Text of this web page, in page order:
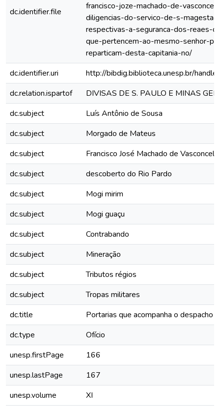
dc.identifier.file
francisco-joze-machado-de-
diligencias-do-servico-de-s-
respectivas-a-seguranca-dos-reaes-
que-pertencem-ao-mesmo-senhor-
reparticam-desta-capitania-no/
dc.identifier.uri
http://bibdig.biblioteca.unesp.br/
dc.relation.ispartof
DIVISAS DE S. PAULO E MINAS
dc.subject
Luís Antônio de Sousa
dc.subject
Morgado de Mateus
dc.subject
Francisco José Machado de
dc.subject
descoberto do Rio Pardo
dc.subject
Mogi mirim
dc.subject
Mogi guaçu
dc.subject
Contrabando
dc.subject
Mineração
dc.subject
Tributos régios
dc.subject
Tropas militares
dc.title
Portarias que acompanha o despacho
dc.type
Ofício
unesp.firstPage
166
unesp.lastPage
167
unesp.volume
XI